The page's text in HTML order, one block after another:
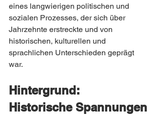
eines langwierigen politischen und
sozialen Prozesses, der sich über
Jahrzehnte erstreckte und von
historischen, kulturellen und
sprachlichen Unterschieden geprägt
war.
Hintergrund:
Historische Spannungen